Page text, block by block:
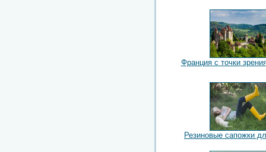
Франция с точки
Резиновые сапожки